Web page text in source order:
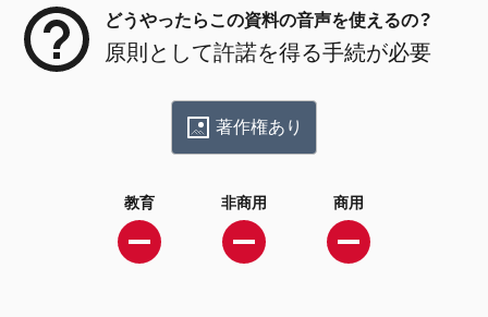
どうやったらこの資料の音声を使えるの？
原則として許諾を得る手続が必要
著作権あり
教育 非商用 商用